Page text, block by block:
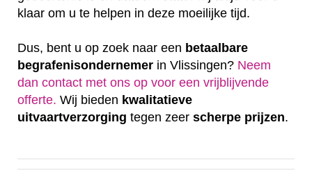
klaar om u te helpen in deze moeilijke tijd.
Dus, bent u op zoek naar een betaalbare
begrafenisondernemer in Vlissingen? Neem
dan contact met ons op voor een vrijblijvende
offerte‎. Wij bieden kwalitatieve
uitvaartverzorging tegen zeer scherpe prijzen.